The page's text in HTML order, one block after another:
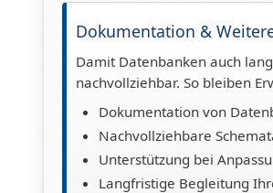
Dokumentation &
Damit Datenbanken auch
nachvollziehbar. So bleiben
Dokumentation von
Nachvollziehbare
Unterstützung bei
Langfristige Begleitung